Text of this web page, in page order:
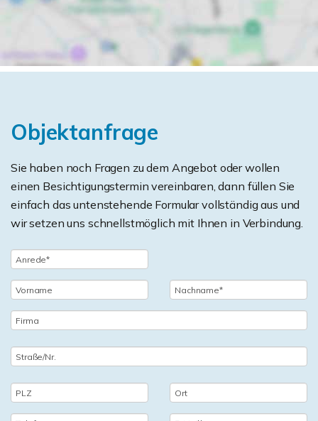
Objektanfrage
Sie haben noch Fragen zu dem Angebot oder wollen
einen Besichtigungstermin vereinbaren, dann füllen Sie
einfach das untenstehende Formular vollständig aus und
wir setzen uns schnellstmöglich mit Ihnen in Verbindung.